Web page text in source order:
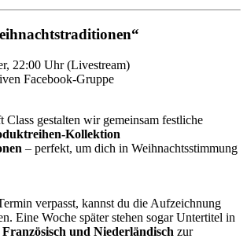
22:00 Uhr (Livestream)
Facebook-Gruppe
Class gestalten wir gemeinsam festliche
Kollektion
– perfekt, um dich in Weihnachtsstimmung
verpasst, kannst du die Aufzeichnung
Eine Woche später stehen sogar Untertitel in
und Niederländisch zur